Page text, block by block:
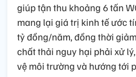
giúp tận thu khoảng 6 tấn
mang lại giá trị kinh tế ước
tỷ đồng/năm, đồng thời
chất thải nguy hại phải xử
vệ môi trường và hướng tới